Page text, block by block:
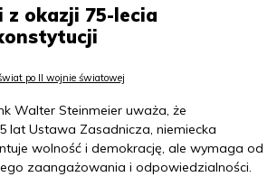
z okazji 75-lecia
po II wojnie światowej
Walter Steinmeier uważa, że
lat Ustawa Zasadnicza, niemiecka
wolność i demokrację, ale wymaga od
zaangażowania i odpowiedzialności.